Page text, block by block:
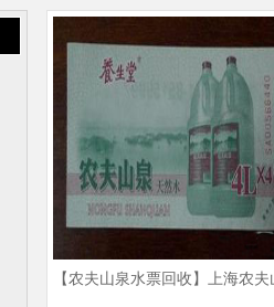
【农夫山泉水票回收】上海农夫